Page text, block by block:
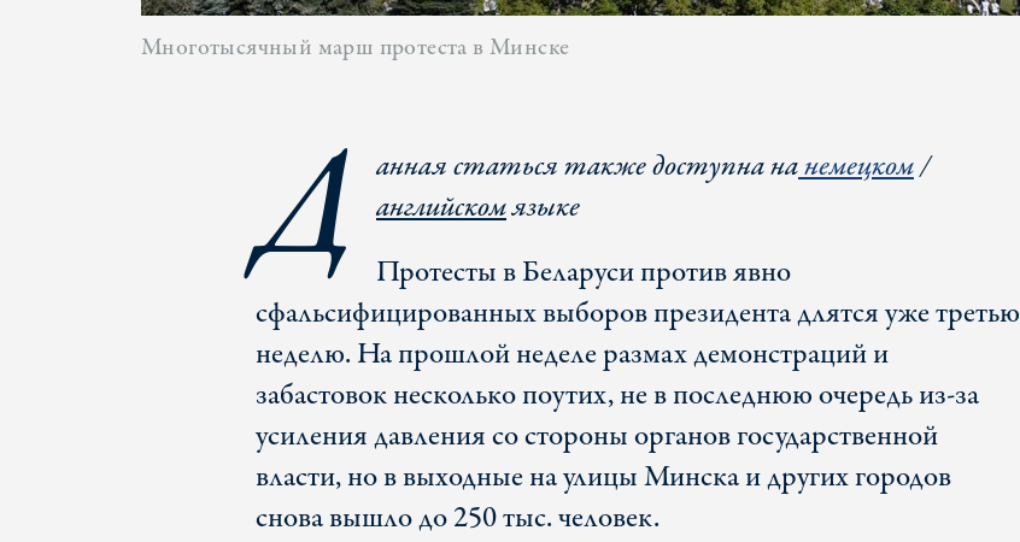
Многотысячный марш протеста в Минске
Д анная статься также доступна нанемецком/
английскомязыке
Протесты в Беларуси против явно
сфальсифицированных выборов президента длятся уже третью
неделю. На прошлой неделе размах демонстраций и
забастовок несколько поутих, не в последнюю очередь из-за
усиления давления со стороны органов государственной
власти, но в выходные на улицы Минска и других городов
снова вышло до 250 тыс. человек.